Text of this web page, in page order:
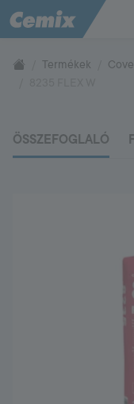
TudásTár
Támogatás
Termékek
ÖSSZEFOGLALÓ